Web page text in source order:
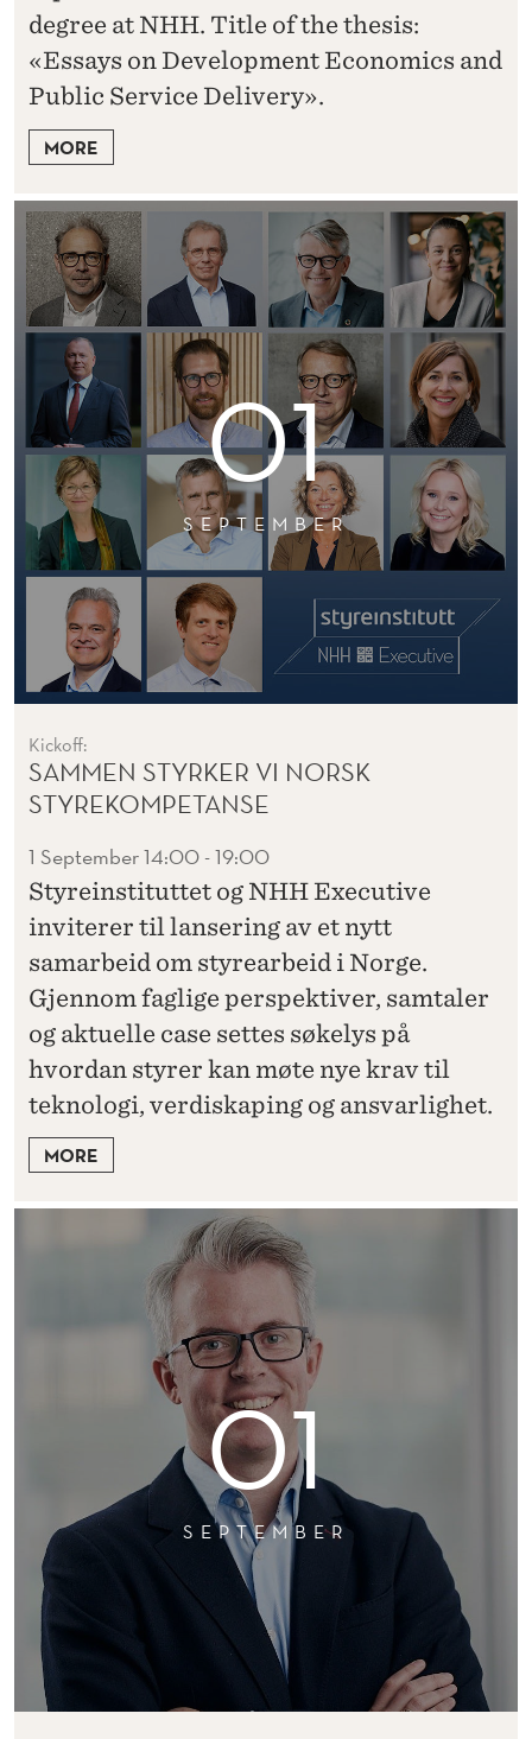
degree at NHH. Title of the thesis:
«Essays on Development Economics and
Public Service Delivery».
MORE
01
SEPTEMBER
Kickoff:
SAMMEN STYRKER VI NORSK
STYREKOMPETANSE
1 September14:00 - 19:00
Styreinstituttet og NHH Executive
inviterer til lansering av et nytt
samarbeid om styrearbeid i Norge.
Gjennom faglige perspektiver, samtaler
og aktuelle case settes søkelys på
hvordan styrer kan møte nye krav til
teknologi, verdiskaping og ansvarlighet.
MORE
01
SEPTEMBER